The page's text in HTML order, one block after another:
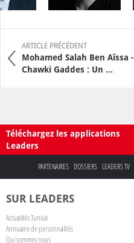
ARTICLE PRÉCÉDENT
Mohamed Salah Ben Aïssa -
Chawki Gaddes : Un ...
Téléchargez les applications
Leaders
PARTENAIRES DOSSIERS LEADERS TV
SUR LEADERS
Actualités Tunisie
Annuaire de personnalités
Qui sommes nous